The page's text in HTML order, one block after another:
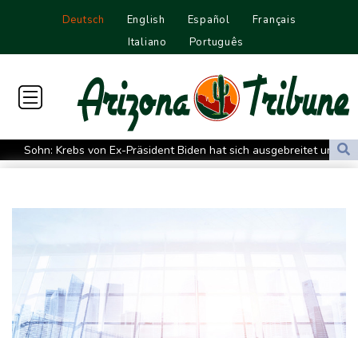
Deutsch English Español
Français
Italiano
Português
Sohn: Krebs von Ex-Präsident Biden hat sich ausgebreitet und
Metastasen gebildet
WTA: Sabalenka scheitert überraschend in Toronto
Zwei Bombenanschläge in Kolumbien an erstem Tag im Amt des
neuen Präsidenten Espriella
Busemann: Kein EM-Titel für Neugebauer wäre "eine